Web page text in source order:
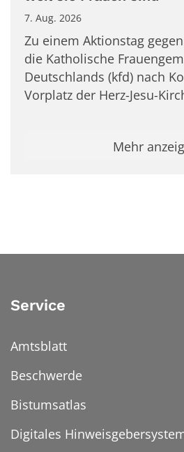
7. Aug. 2026
Zu einem Aktionstag
die Katholische
Deutschlands (kfd) nach
Vorplatz der Herz-Jesu-
Mehr
Service
Amtsblatt
Beschwerde
Bistumsatlas
Digitales